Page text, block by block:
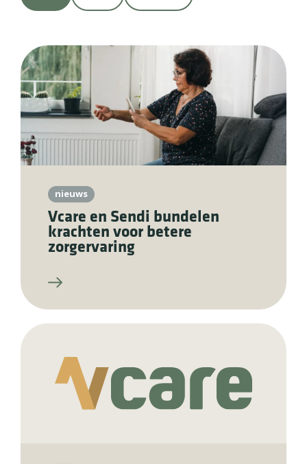
nieuws
Vcare en Sendi bundelen
krachten voor betere
zorgervaring